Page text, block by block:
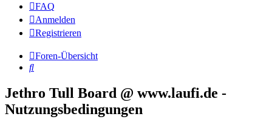
FAQ
Anmelden
Registrieren
Foren-Übersicht
Suche
Jethro Tull Board @ www.laufi.de -
Nutzungsbedingungen